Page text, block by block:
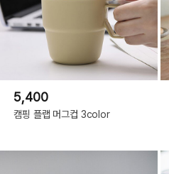
5,400
캠핑 플랩 머그컵 3color